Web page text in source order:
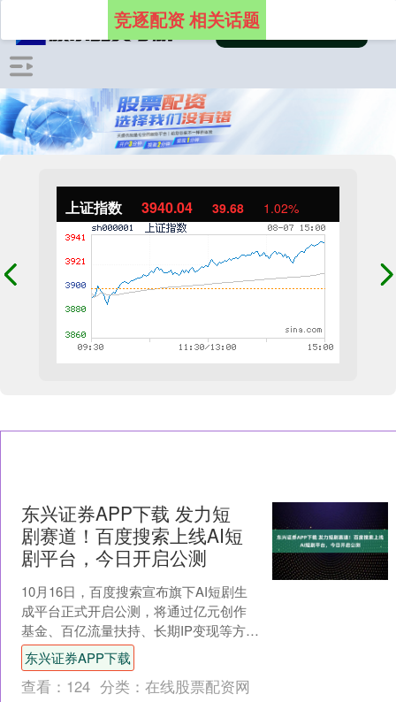
上证指数 3940.04 39.68 1.02%
竞逐配资 相关话题
东兴证券APP下载 发力短
剧赛道！百度搜索上线AI短
剧平台，今日开启公测
10月16日，百度搜索宣布旗下AI短剧生
成平台正式开启公测，将通过亿元创作
基金、百亿流量扶持、长期IP变现等方
式，为创作者提供全方位的支持。 据
悉，百度搜索AI....
东兴证券APP下载
查看： 124 分类： 在线股票配资网